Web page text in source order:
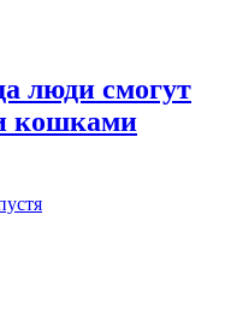
люди смогут
кошками